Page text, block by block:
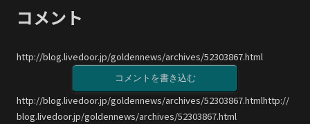
コメント
http://blog.livedoor.jp/goldennews/archives/52303867.html
コメントを書き込む
http://blog.livedoor.jp/goldennews/archives/52303867.htmlhttp://
blog.livedoor.jp/goldennews/archives/52303867.html